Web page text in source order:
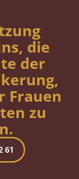
die
der
Frauen
zu
61